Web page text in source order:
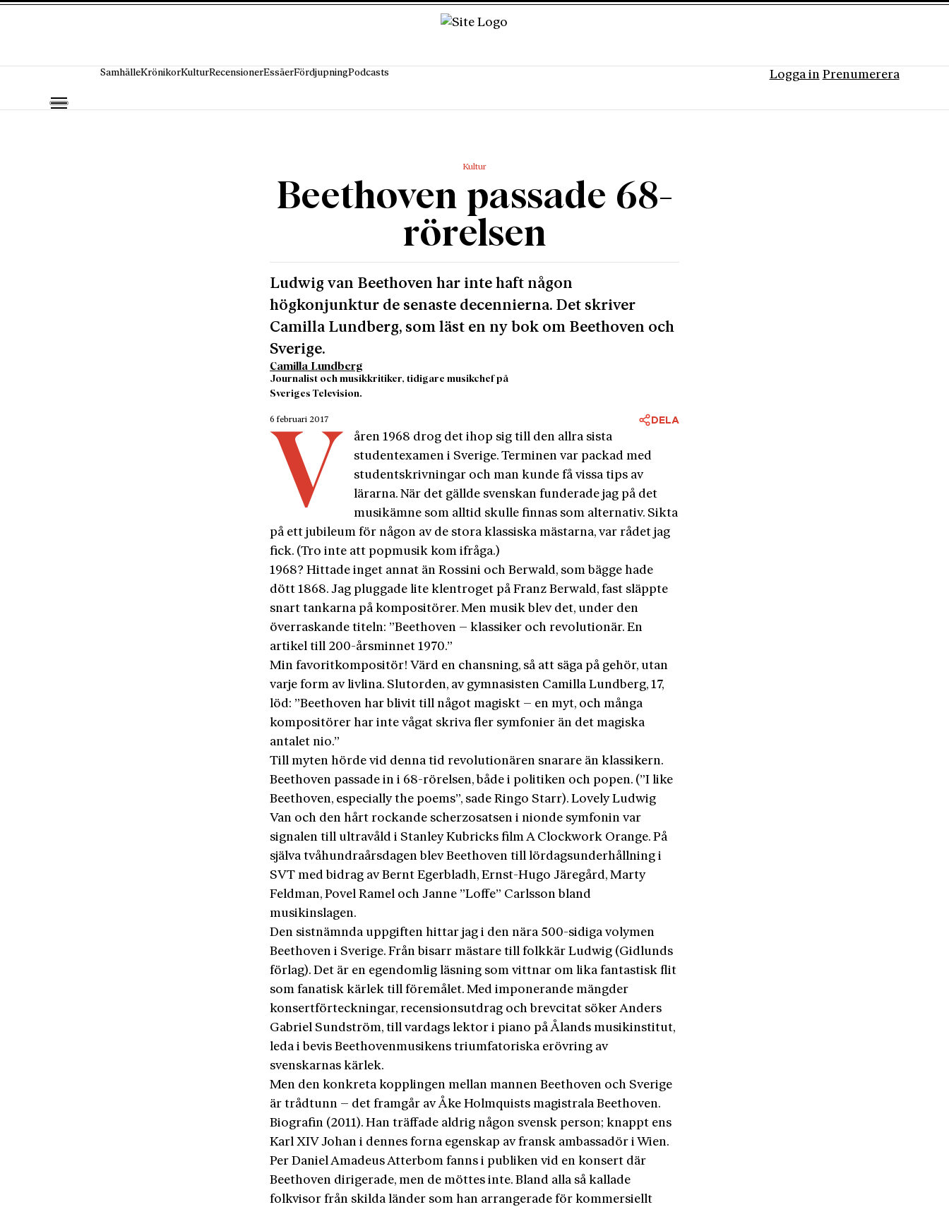
SamhälleKrönikorKulturRecensionerEssäerFördjupningPodcasts Logga in Prenumerera
Kultur
Beethoven passade 68-
rörelsen
Ludwig van Beethoven har inte haft någon
högkonjunktur de senaste decennierna. Det skriver
Camilla Lundberg, som läst en ny bok om Beethoven och
Sverige.
Camilla Lundberg
Journalist och musikkritiker, tidigare musikchef på
Sveriges Television.
6 februari 2017 DELA
V
åren 1968 drog det ihop sig till den allra sista
studentexamen i Sverige. Terminen var packad med
studentskrivningar och man kunde få vissa tips av
lärarna. När det gällde svenskan funderade jag på det
musikämne som alltid skulle finnas som alternativ. Sikta
på ett jubileum för någon av de stora klassiska mästarna, var rådet jag
fick. (Tro inte att popmusik kom ifråga.)
1968? Hittade inget annat än Rossini och Berwald, som bägge hade
dött 1868. Jag pluggade lite klentroget på Franz Berwald, fast släppte
snart tankarna på kompositörer. Men musik blev det, under den
överraskande titeln: ”Beethoven – klassiker och revolutionär. En
artikel till 200-årsminnet 1970.”
Min favoritkompositör! Värd en chansning, så att säga på gehör, utan
varje form av livlina. Slutorden, av gymnasisten Camilla Lundberg, 17,
löd: ”Beethoven har blivit till något magiskt – en myt, och många
kompositörer har inte vågat skriva fler symfonier än det magiska
antalet nio.”
Till myten hörde vid denna tid revolutionären snarare än klassikern.
Beethoven passade in i 68-rörelsen, både i politiken och popen. (”I like
Beethoven, especially the poems”, sade Ringo Starr). Lovely Ludwig
Van och den hårt rockande scherzosatsen i nionde symfonin var
signalen till ultravåld i Stanley Kubricks film A Clockwork Orange. På
själva tvåhundraårsdagen blev Beethoven till lördagsunderhållning i
SVT med bidrag av Bernt Egerbladh, Ernst-Hugo Järegård, Marty
Feldman, Povel Ramel och Janne ”Loffe” Carlsson bland
musikinslagen.
Den sistnämnda uppgiften hittar jag i den nära 500-sidiga volymen
Beethoven i Sverige. Från bisarr mästare till folkkär Ludwig (Gidlunds
förlag). Det är en egendomlig läsning som vittnar om lika fantastisk flit
som fanatisk kärlek till föremålet. Med imponerande mängder
konsertförteckningar, recensionsutdrag och brevcitat söker Anders
Gabriel Sundström, till vardags lektor i piano på Ålands musikinstitut,
leda i bevis Beethovenmusikens triumfatoriska erövring av
svenskarnas kärlek.
Men den konkreta kopplingen mellan mannen Beethoven och Sverige
är trådtunn – det framgår av Åke Holmquists magistrala Beethoven.
Biografin (2011). Han träffade aldrig någon svensk person; knappt ens
Karl XIV Johan i dennes forna egenskap av fransk ambassadör i Wien.
Per Daniel Amadeus Atterbom fanns i publiken vid en konsert där
Beethoven dirigerade, men de möttes inte. Bland alla så kallade
folkvisor från skilda länder som han arrangerade för kommersiellt